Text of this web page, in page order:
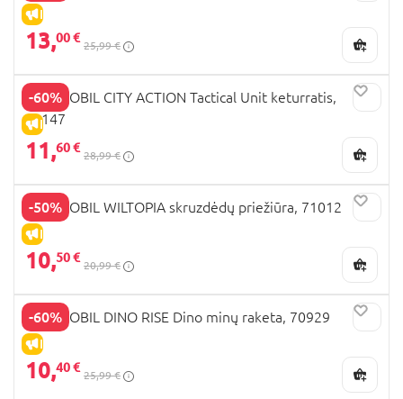
IŠPARDAVIMAS
13,00 €
25,99 €
-60%
IŠPARDAVIMAS
PLAYMOBIL CITY ACTION Tactical Unit keturratis,
71147
11,60 €
28,99 €
-50%
IŠPARDAVIMAS
PLAYMOBIL WILTOPIA skruzdėdų priežiūra, 71012
10,50 €
20,99 €
-60%
IŠPARDAVIMAS
PLAYMOBIL DINO RISE Dino minų raketa, 70929
10,40 €
25,99 €